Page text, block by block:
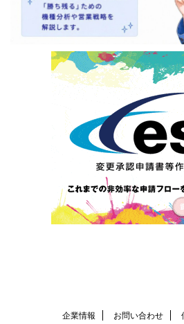
企業情報 お問い合わせ